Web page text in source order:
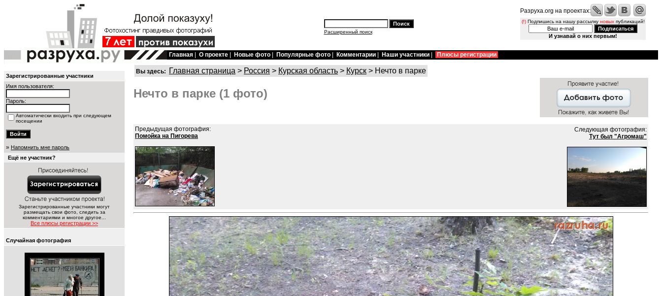
Расширенный поиск
Разруха.org на проектах:
(!)Подпишись на нашу рассылку новыхпубликаций!
И узнавай о них первым!
Главная О проекте Новые фото Популярные фото Комментарии Наши участники Плюсы регистрации
Зарегистрированные участники
Имя пользователя:
Пароль:
Автоматически входить при следующем
посещении
» Напомнить мне пароль
Ещё не участник?
Зарегистрированные участники могут
размещать свои фото, следить за
комментариями и многое другое...
Все плюсы регистрации >>
Случайная фотография
Вы здесь: Главная страница > Россия > Курская область > Курск > Нечто в парке
Нечто в парке (1 фото)
Предыдущая фотография:
Помойка на Пигорева
Следующая фотография:
Тут был "Агромаш"